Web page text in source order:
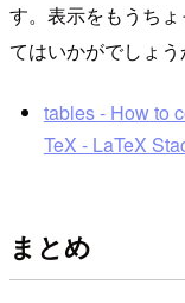
す。表示をもうち
てはいかがでしょう
tables - How to
TeX - LaTeX
まとめ